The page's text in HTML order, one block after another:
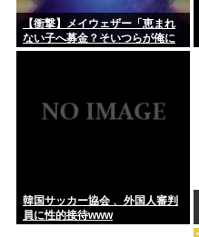
【衝撃】メイウェザー「恵まれ
ない子へ募金？そいつらが俺に
何かしてくれたの
韓国サッカー協会 、外国人審判
員に性的接待www